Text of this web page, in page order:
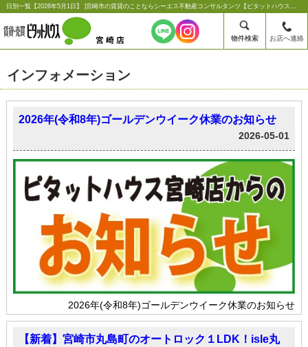
日別一覧【2026年5月1日】 |宮崎市の賃貸のことならシーエス不動産コンサルタンツ【ピタットハウス宮崎店】
物件検索 お店へ連絡
インフォメーション
2026年(令和8年)ゴールデンウイーク休業のお知らせ
2026-05-01
2026年(令和8年)ゴールデンウイーク休業のお知らせ
【新着】宮崎市丸島町のオートロック１LDK！isle丸